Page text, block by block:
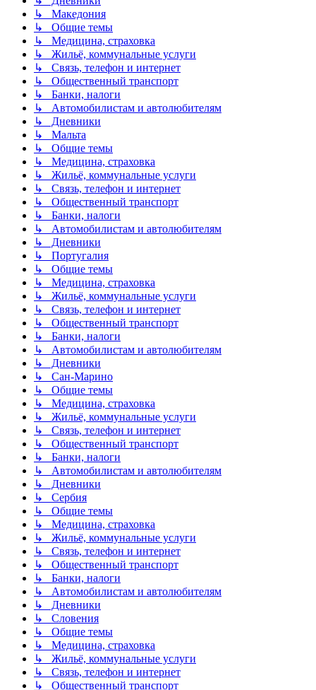
↳ Македония
↳ Общие темы
↳ Медицина, страховка
↳ Жильё, коммунальные услуги
↳ Связь, телефон и интернет
↳ Общественный транспорт
↳ Банки, налоги
↳ Автомобилистам и автолюбителям
↳ Дневники
↳ Мальта
↳ Общие темы
↳ Медицина, страховка
↳ Жильё, коммунальные услуги
↳ Связь, телефон и интернет
↳ Общественный транспорт
↳ Банки, налоги
↳ Автомобилистам и автолюбителям
↳ Дневники
↳ Португалия
↳ Общие темы
↳ Медицина, страховка
↳ Жильё, коммунальные услуги
↳ Связь, телефон и интернет
↳ Общественный транспорт
↳ Банки, налоги
↳ Автомобилистам и автолюбителям
↳ Дневники
↳ Сан-Марино
↳ Общие темы
↳ Медицина, страховка
↳ Жильё, коммунальные услуги
↳ Связь, телефон и интернет
↳ Общественный транспорт
↳ Банки, налоги
↳ Автомобилистам и автолюбителям
↳ Дневники
↳ Сербия
↳ Общие темы
↳ Медицина, страховка
↳ Жильё, коммунальные услуги
↳ Связь, телефон и интернет
↳ Общественный транспорт
↳ Банки, налоги
↳ Автомобилистам и автолюбителям
↳ Дневники
↳ Словения
↳ Общие темы
↳ Медицина, страховка
↳ Жильё, коммунальные услуги
↳ Связь, телефон и интернет
↳ Общественный транспорт